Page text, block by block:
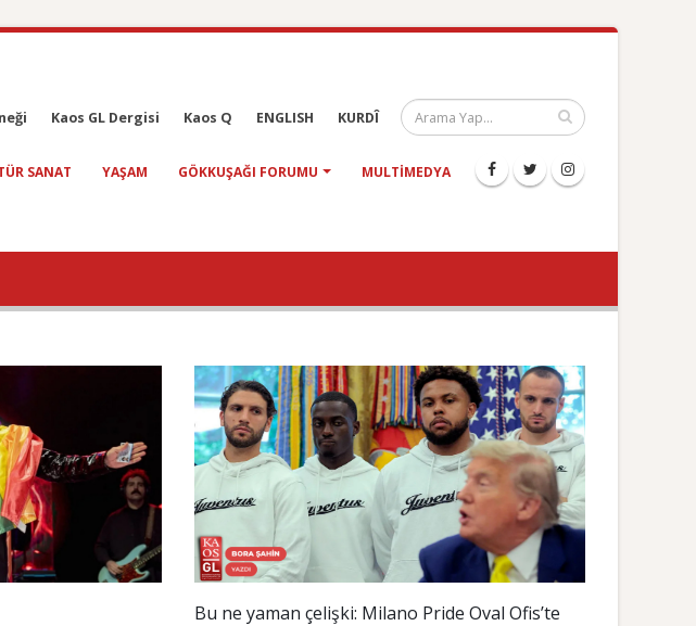
Kaos GL Dergisi Kaos Q ENGLISH KURDÎ
SANAT YAŞAM GÖKKUŞAĞI FORUMU MULTIMEDYA
Bu ne yaman çelişki: Milano Pride Oval Ofis’te